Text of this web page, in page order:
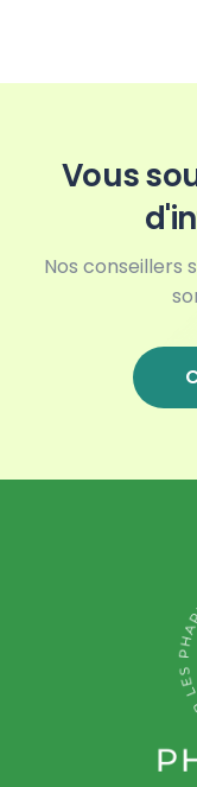
Vous
Nos conseillers